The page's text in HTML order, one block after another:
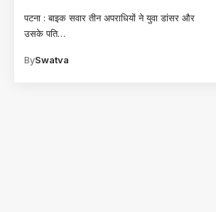
पटना : बाइक सवार तीन अपराधियों ने युवा डांसर और
उसके पति…
BySwatva